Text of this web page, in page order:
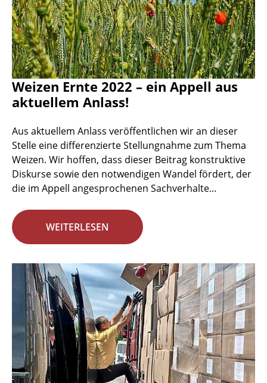
Weizen Ernte 2022 – ein Appell aus
aktuellem Anlass!
Aus aktuellem Anlass veröffentlichen wir an dieser
Stelle eine differenzierte Stellungnahme zum Thema
Weizen. Wir hoffen, dass dieser Beitrag konstruktive
Diskurse sowie den notwendigen Wandel fördert, der
die im Appell angesprochenen Sachverhalte...
WEITERLESEN